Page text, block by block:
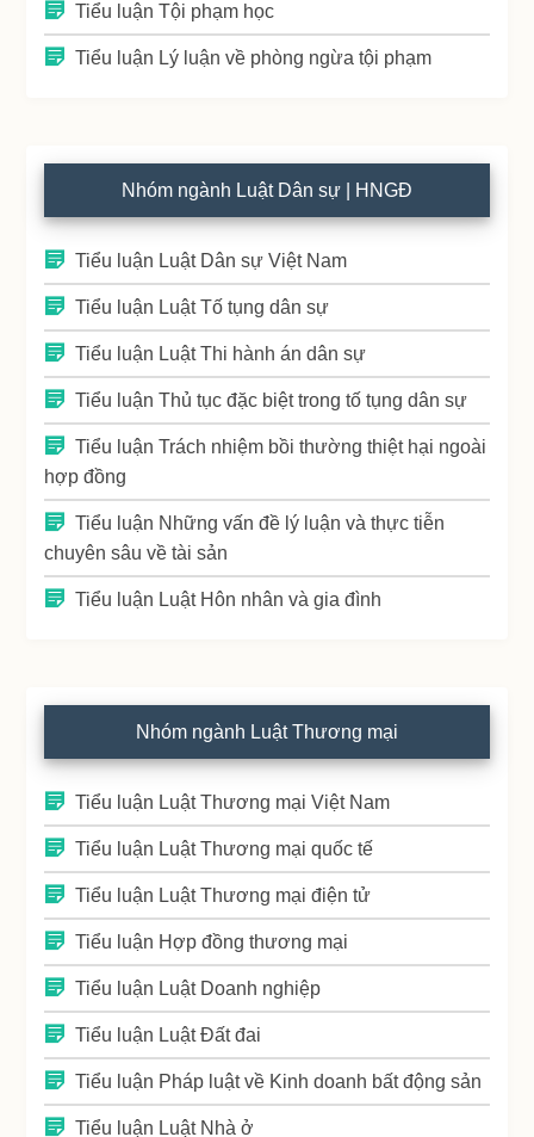
Tiểu luận Tội phạm học
Tiểu luận Lý luận về phòng ngừa tội phạm
Nhóm ngành Luật Dân sự | HNGĐ
Tiểu luận Luật Dân sự Việt Nam
Tiểu luận Luật Tố tụng dân sự
Tiểu luận Luật Thi hành án dân sự
Tiểu luận Thủ tục đặc biệt trong tố tụng dân sự
Tiểu luận Trách nhiệm bồi thường thiệt hại ngoài
hợp đồng
Tiểu luận Những vấn đề lý luận và thực tiễn
chuyên sâu về tài sản
Tiểu luận Luật Hôn nhân và gia đình
Nhóm ngành Luật Thương mại
Tiểu luận Luật Thương mại Việt Nam
Tiểu luận Luật Thương mại quốc tế
Tiểu luận Luật Thương mại điện tử
Tiểu luận Hợp đồng thương mại
Tiểu luận Luật Doanh nghiệp
Tiểu luận Luật Đất đai
Tiểu luận Pháp luật về Kinh doanh bất động sản
Tiểu luận Luật Nhà ở